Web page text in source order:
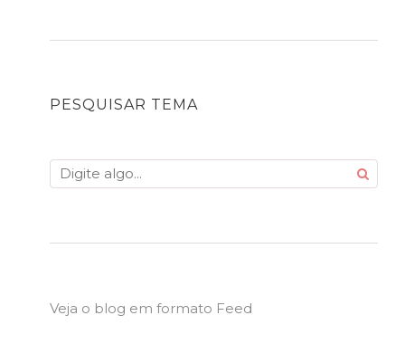
PESQUISAR TEMA
Veja o blog em formato Feed